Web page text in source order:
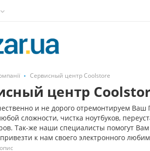
Сервисный центр Coolstore
центр
и не дорого отремонтируем
сложности, чистка ноутбуков,
Так-же наши специалисты помогут
к нам своего электронного